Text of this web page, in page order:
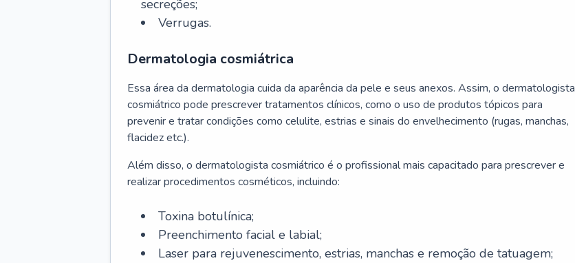
secreções;
Verrugas.
Dermatologia cosmiátrica
Essa área da dermatologia cuida da aparência da pele e seus anexos. Assim, o dermatologista
cosmiátrico pode prescrever tratamentos clínicos, como o uso de produtos tópicos para
prevenir e tratar condições como celulite, estrias e sinais do envelhecimento (rugas, manchas,
flacidez etc.).
Além disso, o dermatologista cosmiátrico é o profissional mais capacitado para prescrever e
realizar procedimentos cosméticos, incluindo:
Toxina botulínica;
Preenchimento facial e labial;
Laser para rejuvenescimento, estrias, manchas e remoção de tatuagem;